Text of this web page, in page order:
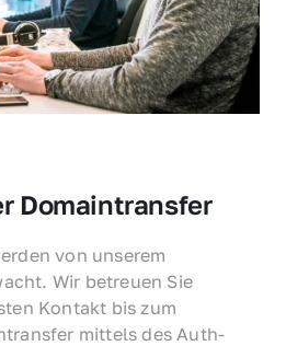
Domaintransfer
von unserem
Wir betreuen Sie
Kontakt bis zum
mittels des Auth-